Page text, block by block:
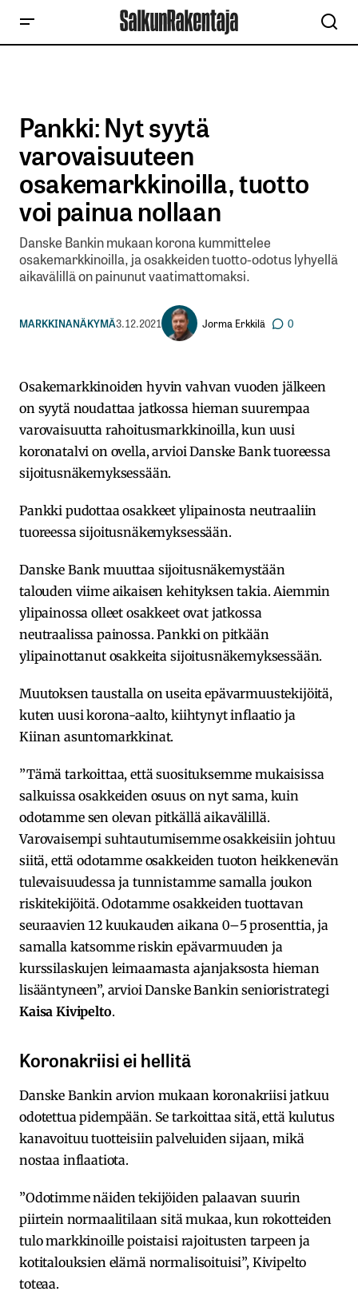
Pankki: Nyt syytä
varovaisuuteen
osakemarkkinoilla, tuotto
voi painua nollaan
Danske Bankin mukaan korona kummittelee
osakemarkkinoilla, ja osakkeiden tuotto-odotus lyhyellä
aikavälillä on painunut vaatimattomaksi.
MARKKINANÄKYMÄ3.12.2021 Jorma Erkkilä 0
Osakemarkkinoiden hyvin vahvan vuoden jälkeen
on syytä noudattaa jatkossa hieman suurempaa
varovaisuutta rahoitusmarkkinoilla, kun uusi
koronatalvi on ovella, arvioi Danske Bank tuoreessa
sijoitusnäkemyksessään.
Pankki pudottaa osakkeet ylipainosta neutraaliin
tuoreessa sijoitusnäkemyksessään.
Danske Bank muuttaa sijoitusnäkemystään
talouden viime aikaisen kehityksen takia. Aiemmin
ylipainossa olleet osakkeet ovat jatkossa
neutraalissa painossa. Pankki on pitkään
ylipainottanut osakkeita sijoitusnäkemyksessään.
Muutoksen taustalla on useita epävarmuustekijöitä,
kuten uusi korona-aalto, kiihtynyt inflaatio ja
Kiinan asuntomarkkinat.
”Tämä tarkoittaa, että suosituksemme mukaisissa
salkuissa osakkeiden osuus on nyt sama, kuin
odotamme sen olevan pitkällä aikavälillä.
Varovaisempi suhtautumisemme osakkeisiin johtuu
siitä, että odotamme osakkeiden tuoton heikkenevän
tulevaisuudessa ja tunnistamme samalla joukon
riskitekijöitä. Odotamme osakkeiden tuottavan
seuraavien 12 kuukauden aikana 0–5 prosenttia, ja
samalla katsomme riskin epävarmuuden ja
kurssilaskujen leimaamasta ajanjaksosta hieman
lisääntyneen”, arvioi Danske Bankin senioristrategi
Kaisa Kivipelto.
Koronakriisi ei hellitä
Danske Bankin arvion mukaan koronakriisi jatkuu
odotettua pidempään. Se tarkoittaa sitä, että kulutus
kanavoituu tuotteisiin palveluiden sijaan, mikä
nostaa inflaatiota.
”Odotimme näiden tekijöiden palaavan suurin
piirtein normaalitilaan sitä mukaa, kun rokotteiden
tulo markkinoille poistaisi rajoitusten tarpeen ja
kotitalouksien elämä normalisoituisi”, Kivipelto
toteaa.